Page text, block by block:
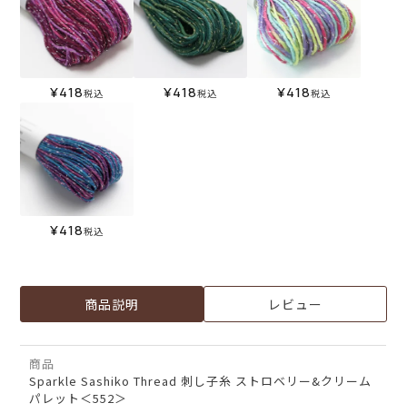
¥418税込 ¥418税込 ¥418税込
¥418税込
商品説明 レビュー
商品
Sparkle Sashiko Thread 刺し子糸 ストロベリー&クリーム
パレット＜552＞